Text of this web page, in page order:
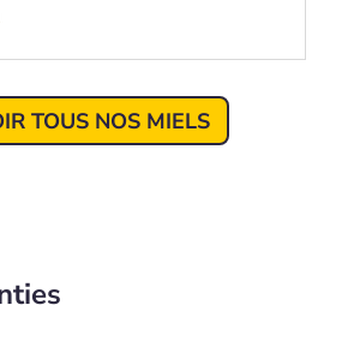
TOUS NOS MIELS